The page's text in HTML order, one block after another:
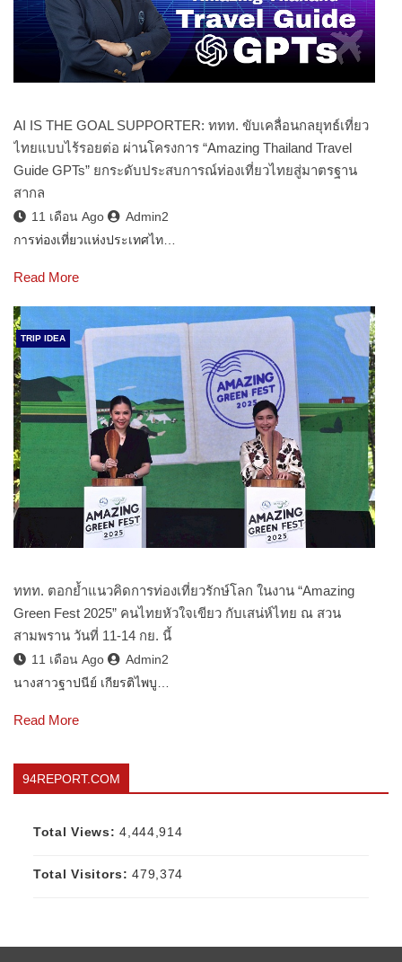
AI IS THE GOAL SUPPORTER: ททท. ขับเคลื่อนกลยุทธ์เที่ยว
ไทยแบบไร้รอยต่อ ผ่านโครงการ “Amazing Thailand Travel
Guide GPTs” ยกระดับประสบการณ์ท่องเที่ยวไทยสู่มาตรฐาน
สากล
11 เดือน Ago
Admin2
การท่องเที่ยวแห่งประเทศไท…
Read More
TRIP IDEA
ททท. ตอกย้ำแนวคิดการท่องเที่ยวรักษ์โลก ในงาน “Amazing
Green Fest 2025” คนไทยหัวใจเขียว กับเสน่ห์ไทย ณ สวน
สามพราน วันที่ 11-14 กย. นี้
11 เดือน Ago
Admin2
นางสาวฐาปนีย์ เกียรติไพบู…
Read More
94REPORT.COM
Total Views:4,444,914
Total Visitors:479,374